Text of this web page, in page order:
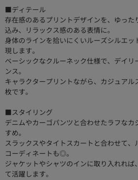
■ディテール
存在感のあるプリントデザインを、ゆった
込み、リラックス感のある表情に。
身体のラインを拾いにくいルーズシルエッ
現します。
ベーシックなクルーネック仕様で、デイリ
ンス。
キャラクタープリントながら、カジュアル
枚です。
■スタイリング
デニムやカーゴパンツと合わせたラフなカ
すめ。
スラックスやタイトスカートと合わせて、
コーディネートも◎。
ジャケットやシャツのインに取り入れれば
て活躍します。